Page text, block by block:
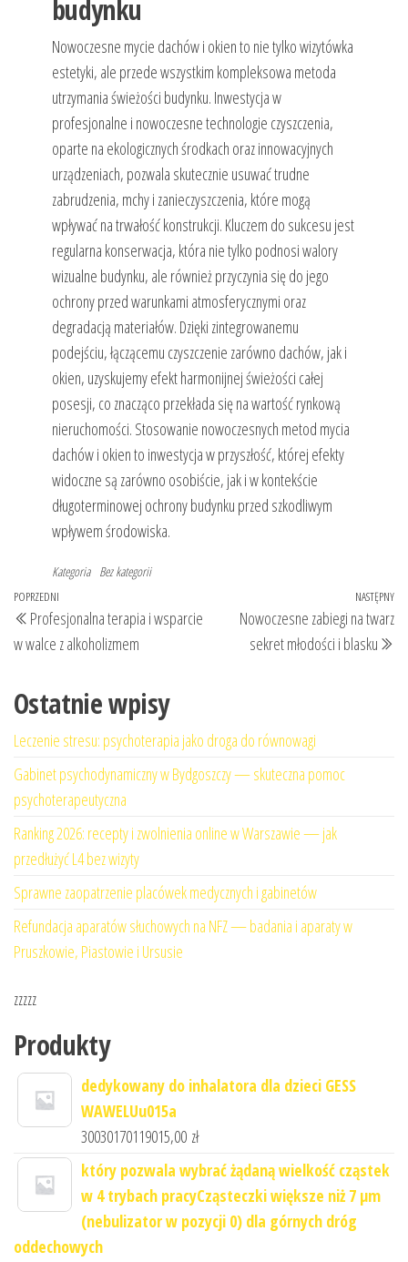
budynku
Nowoczesne mycie dachów i okien to nie tylko wizytówka
estetyki, ale przede wszystkim kompleksowa metoda
utrzymania świeżości budynku. Inwestycja w
profesjonalne i nowoczesne technologie czyszczenia,
oparte na ekologicznych środkach oraz innowacyjnych
urządzeniach, pozwala skutecznie usuwać trudne
zabrudzenia, mchy i zanieczyszczenia, które mogą
wpływać na trwałość konstrukcji. Kluczem do sukcesu jest
regularna konserwacja, która nie tylko podnosi walory
wizualne budynku, ale również przyczynia się do jego
ochrony przed warunkami atmosferycznymi oraz
degradacją materiałów. Dzięki zintegrowanemu
podejściu, łączącemu czyszczenie zarówno dachów, jak i
okien, uzyskujemy efekt harmonijnej świeżości całej
posesji, co znacząco przekłada się na wartość rynkową
nieruchomości. Stosowanie nowoczesnych metod mycia
dachów i okien to inwestycja w przyszłość, której efekty
widoczne są zarówno osobiście, jak i w kontekście
długoterminowej ochrony budynku przed szkodliwym
wpływem środowiska.
Kategoria Bez kategorii
Nawigacja
wpisu
Poprzedni
wpis
POPRZEDNI
Profesjonalna terapia i wsparcie
w walce z alkoholizmem
NASTĘPNY
Nowoczesne zabiegi na twarz
sekret młodości i blasku
Ostatnie wpisy
Leczenie stresu: psychoterapia jako droga do równowagi
Gabinet psychodynamiczny w Bydgoszczy — skuteczna pomoc
psychoterapeutyczna
Ranking 2026: recepty i zwolnienia online w Warszawie — jak
przedłużyć L4 bez wizyty
Sprawne zaopatrzenie placówek medycznych i gabinetów
Refundacja aparatów słuchowych na NFZ — badania i aparaty w
Pruszkowie, Piastowie i Ursusie
zzzzz
Produkty
dedykowany do inhalatora dla dzieci GESS
WAWELUu015a
30030170119015,00 zł
który pozwala wybrać żądaną wielkość cząstek
w 4 trybach pracyCząsteczki większe niż 7 μm
(nebulizator w pozycji 0) dla górnych dróg
oddechowych